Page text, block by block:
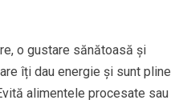
o gustare sănătoasă și
îți dau energie și sunt pline
alimentele procesate sau